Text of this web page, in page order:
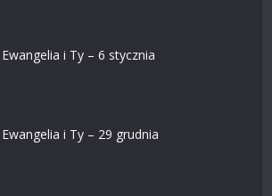
Ewangelia i Ty – 6 stycznia
Ewangelia i Ty – 29 grudnia